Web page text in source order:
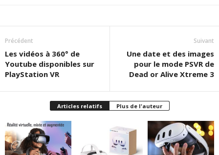
Précédent
Les vidéos à 360° de
Youtube disponibles sur
PlayStation VR
Suivant
Une date et des images
pour le mode PSVR de
Dead or Alive Xtreme 3
Articles relatifs Plus de l'auteur